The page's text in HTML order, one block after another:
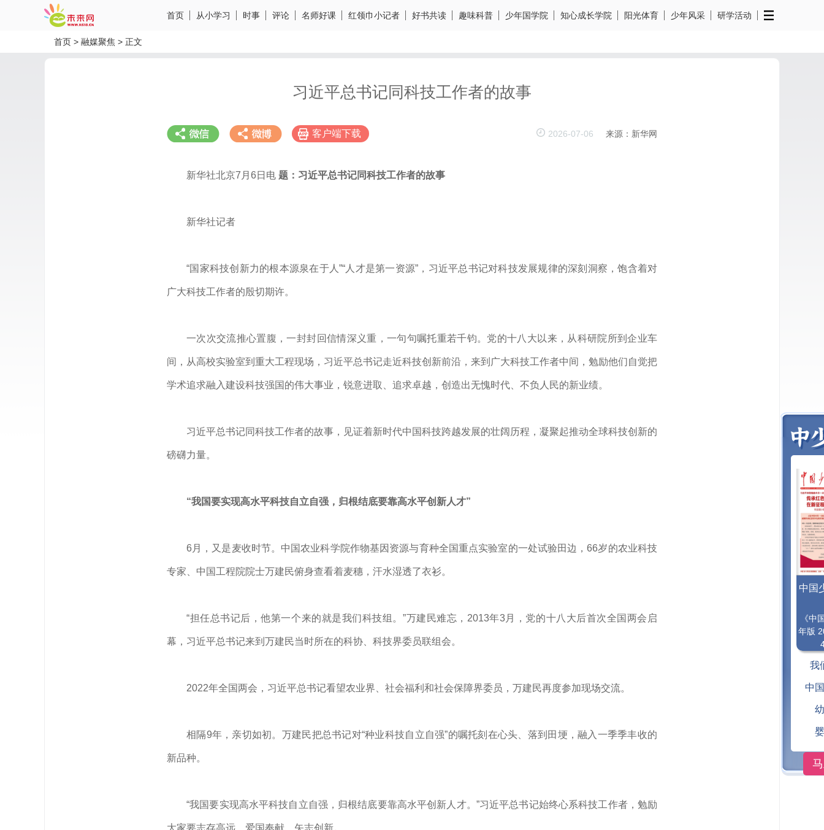
首页 从小学习 时事 评论 名师好课 红领巾小记者 好书共读 趣味科普 少年国学院 知心成长学院 阳光体育 少年风采 研学活动
首页 > 融媒聚焦 > 正文
习近平总书记同科技工作者的故事
客户端下载 2026-07-06 来源：新华网
新华社北京7月6日电 题： 习近平总书记同科技工作者的故事
新华社记者
“国家科技创新力的根本源泉在于人”“人才是第一资源”， 习近平总书记对科技发展规律的深刻洞察，饱含着对
广大科技工作者的殷切期许。
一次次交流推心置腹，一封封回信情深义重，一句句嘱托重若千钧。党的十八大以来，从科研院所到企业车
间，从高校实验室到重大工程现场， 习近平总书记走近科技创新前沿，来到广大科技工作者中间，勉励他们自觉把
学术追求融入建设科技强国的伟大事业，锐意进取、追求卓越，创造出无愧时代、不负人民的新业绩。
习近平总书记同科技工作者的故事，见证着新时代中国科技跨越发展的壮阔历程，凝聚起推动全球科技创新的
磅礴力量。
“我国要实现高水平科技自立自强，归根结底要靠高水平创新人才”
6月，又是麦收时节。中国农业科学院作物基因资源与育种全国重点实验室的一处试验田边，66岁的农业科技
专家、中国工程院院士万建民俯身查看着麦穗，汗水湿透了衣衫。
“担任总书记后，他第一个来的就是我们科技组。”万建民难忘，2013年3月，党的十八大后首次全国两会启
幕， 习近平总书记来到万建民当时所在的科协、科技界委员联组会。
2022年全国两会， 习近平总书记看望农业界、社会福利和社会保障界委员，万建民再度参加现场交流。
相隔9年，亲切如初。万建民把总书记对“种业科技自立自强”的嘱托刻在心头、落到田埂，融入一季季丰收的
新品种。
“我国要实现高水平科技自立自强，归根结底要靠高水平创新人才。”习近平总书记始终心系科技工作者，勉励
大家要志存高远、爱国奉献、矢志创新。
中国
《中
年版
我
中